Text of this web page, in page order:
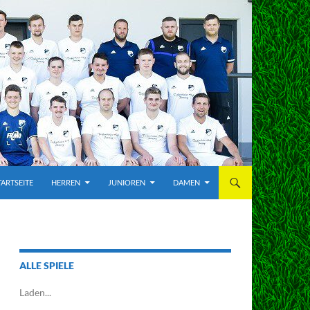
HERREN JUNIOREN DAMEN
ALLE SPIELE
Laden...